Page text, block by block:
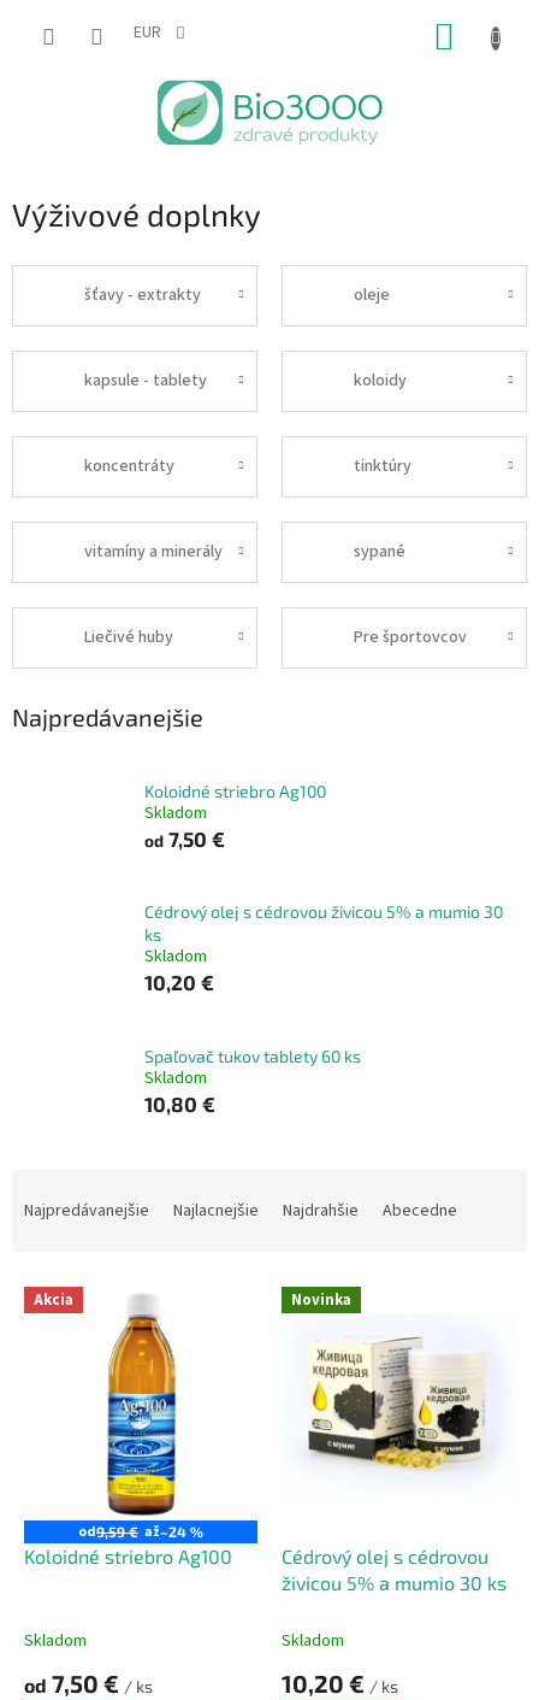
EUR
Výživové doplnky
šťavy - extrakty oleje
kapsule - tablety koloidy
koncentráty tinktúry
vitamíny a minerály sypané
Liečivé huby Pre športovcov
Najpredávanejšie
Koloidné striebro Ag100
Skladom
od 7,50 €
Cédrový olej s cédrovou živicou 5% a mumio 30
ks
Skladom
10,20 €
Spaľovač tukov tablety 60 ks
Skladom
10,80 €
n
Najpredávanejšie Najlacnejšie Najdrahšie Abecedne
V Akcia
od9,59 € až–24 %
Koloidné striebro Ag100
Skladom
od 7,50 € / ks
Novinka
Cédrový olej s cédrovou
živicou 5% a mumio 30 ks
Skladom
10,20 € / ks